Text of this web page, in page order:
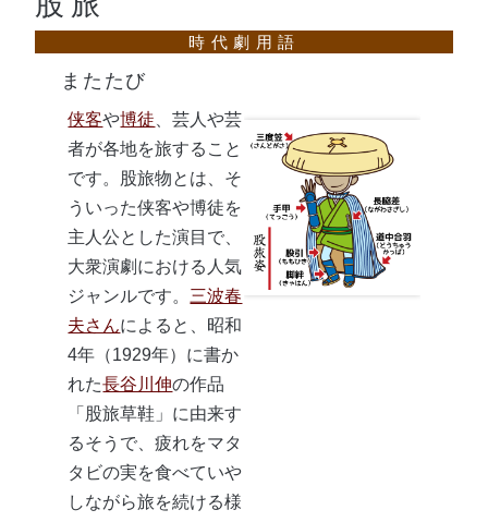
またたび
侠客や博徒 、芸人や芸
者が各地を旅すること
です。股旅物とは、そ
ういった侠客や博徒を
主人公とした演目で、
大衆演劇における人気
ジャンルです。 三波春
夫さんによると、昭和
4年（1929年）に書か
れた長谷川伸の作品
「股旅草鞋」に由来す
るそうで、疲れをマタ
タビの実を食べていや
しながら旅を続ける様